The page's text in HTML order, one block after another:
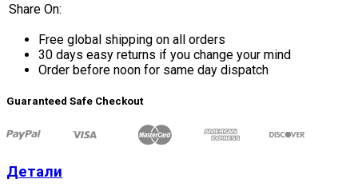
Share On:
Free global shipping on all orders
30 days easy returns if you change your mind
Order before noon for same day dispatch
Guaranteed Safe Checkout
Детали